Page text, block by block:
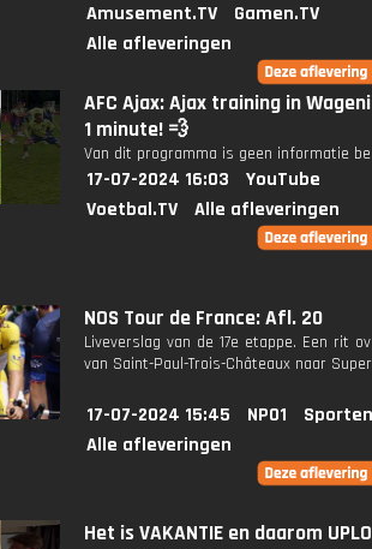
Amusement.TV
Gamen.TV
Alle afleveringen
AFC Ajax: Ajax training in
1 minute! 💨
Van dit programma is geen informatie
17-07-2024 16:03
YouTube
Voetbal.TV
Alle afleveringen
NOS Tour de France: Afl. 20
Liveverslag van de 17e etappe. Een rit
van Saint-Paul-Trois-Châteaux naar
17-07-2024 15:45 NPO1
Alle afleveringen
Het is VAKANTIE en daarom